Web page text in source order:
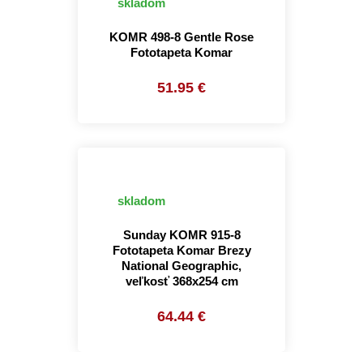
skladom
KOMR 498-8 Gentle Rose
Fototapeta Komar
51.95 €
skladom
Sunday KOMR 915-8
Fototapeta Komar Brezy
National Geographic,
veľkosť 368x254 cm
64.44 €